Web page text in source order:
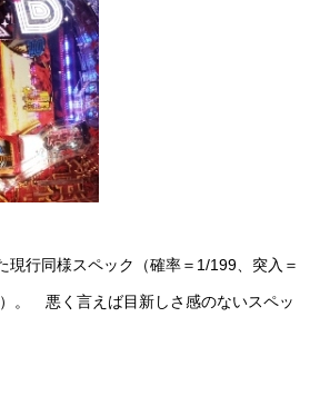
現行同様スペック（確率＝1/199、突入＝
。 悪く言えば目新しさ感のないスペッ